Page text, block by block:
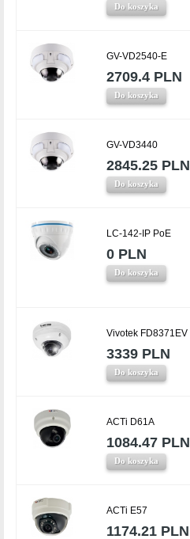
Do koszyka
GV-VD2540-E
2709.4 PLN
Do koszyka
GV-VD3440
2845.25 PLN
Do koszyka
LC-142-IP PoE
0 PLN
Do koszyka
Vivotek FD8371EV
3339 PLN
Do koszyka
ACTi D61A
1084.47 PLN
Do koszyka
ACTi E57
1174.21 PLN